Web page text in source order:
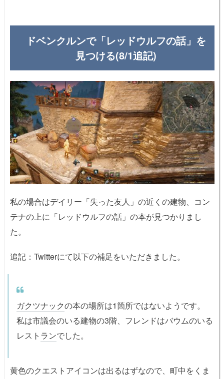
ドベンクルンで「レッドウルフの話」を
見つける(8/1追記)
私の場合はデイリー「失った友人」の近くの建物、コン
テナの上に「レッドウルフの話」の本が見つかりまし
た。
追記：Twitterにて以下の補足をいただきました。
ガクツナックの本の場所は1箇所ではないようです。
私は市議会のいる建物の3階、フレンドはバウムのいる
レスト ランでした。
黄色のクエストアイコンは出るはずなので、町中をくま